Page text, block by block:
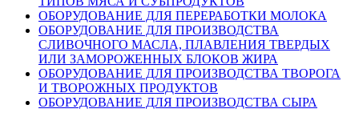
ОБОРУДОВАНИЕ ДЛЯ ПЕРЕРАБОТКИ МОЛОКА
ОБОРУДОВАНИЕ ДЛЯ ПРОИЗВОДСТВА
СЛИВОЧНОГО МАСЛА, ПЛАВЛЕНИЯ ТВЕРДЫХ
ИЛИ ЗАМОРОЖЕННЫХ БЛОКОВ ЖИРА
ОБОРУДОВАНИЕ ДЛЯ ПРОИЗВОДСТВА ТВОРОГА
И ТВОРОЖНЫХ ПРОДУКТОВ
ОБОРУДОВАНИЕ ДЛЯ ПРОИЗВОДСТВА СЫРА